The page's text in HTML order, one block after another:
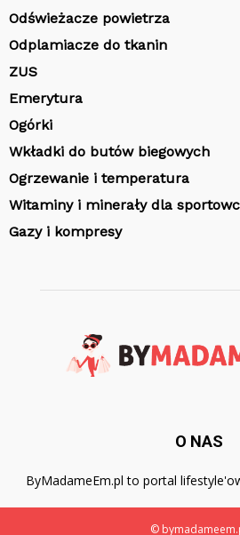
Odświeżacze powietrza
Odplamiacze do tkanin
ZUS
Emerytura
Ogórki
Wkładki do butów biegowych
Ogrzewanie i temperatura
Witaminy i minerały dla
Gazy i kompresy
O NAS
ByMadameEm.pl to portal
©